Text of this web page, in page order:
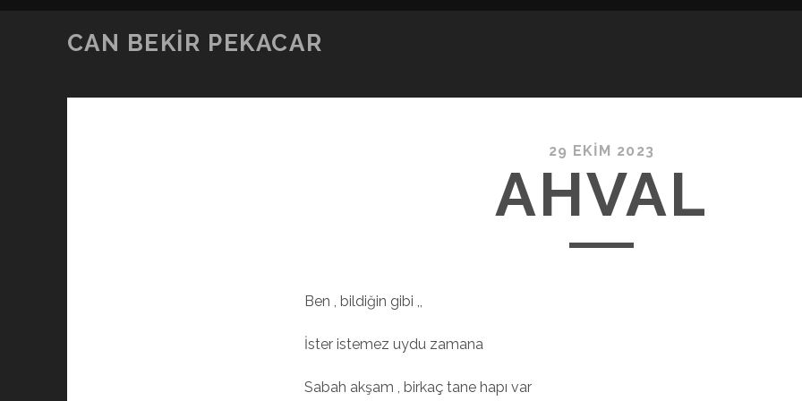
CAN BEKIR PEKACAR
29 EKIM 2023
AHVAL
Ben , bildiğin gibi ,,
İster istemez uydu zamana
Sabah akşam , birkaç tane hapı var